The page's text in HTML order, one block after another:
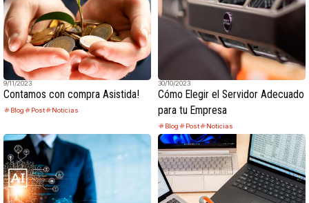
9/11/2023
Contamos con compra Asistida!
Blog Post Noticias
30/10/2023
Cómo Elegir el Servidor Adecuado
para tu Empresa
Blog Post Noticias